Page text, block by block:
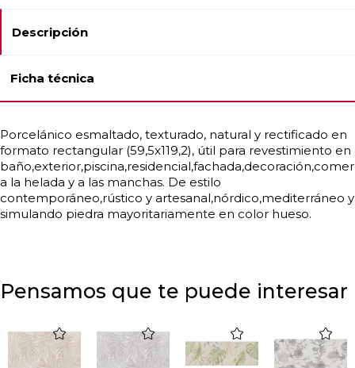
Descripción
Ficha técnica
Porcelánico esmaltado, texturado, natural y rectificado en
formato rectangular (59,5x119,2), útil para revestimiento en
a la helada y a las manchas. De estilo
contemporáneo,rústico y artesanal,nórdico,mediterráneo y
simulando piedra mayoritariamente en color hueso.
Pensamos que te puede interesar
favorite favorite